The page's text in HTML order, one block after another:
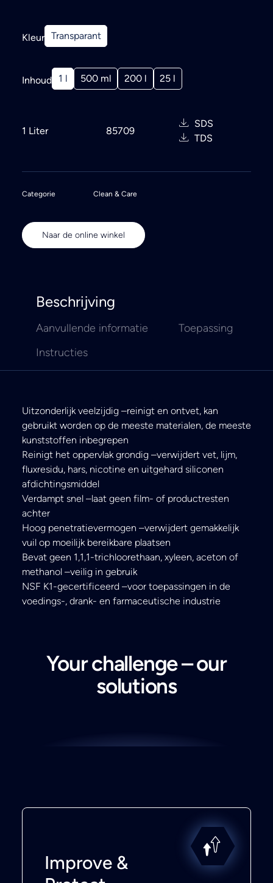
Kleur Transparant
Inhoud 1 l 500 ml 200 l 25 l
1 Liter 85709
SDS
TDS
Categorie Clean & Care
Naar de online winkel
Beschrijving
Aanvullende informatie
Toepassing
Instructies
Uitzonderlijk veelzijdig –reinigt en ontvet, kan
gebruikt worden op de meeste materialen, de meeste
kunststoffen inbegrepen
Reinigt het oppervlak grondig –verwijdert vet, lijm,
fluxresidu, hars, nicotine en uitgehard siliconen
afdichtingsmiddel
Verdampt snel –laat geen film- of productresten
achter
Hoog penetratievermogen –verwijdert gemakkelijk
vuil op moeilijk bereikbare plaatsen
Bevat geen 1,1,1-trichloorethaan, xyleen, aceton of
methanol –veilig in gebruik
NSF K1-gecertificeerd –voor toepassingen in de
voedings-, drank- en farmaceutische industrie
Your challenge – our
solutions
Improve &